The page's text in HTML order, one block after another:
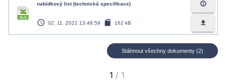
nabídkový list (technická specifikace)
access_time 02. 11. 2021 13:48:59 sd_card 162 kB
info_outline
file_download
Stáhnout všechny dokumenty (2)